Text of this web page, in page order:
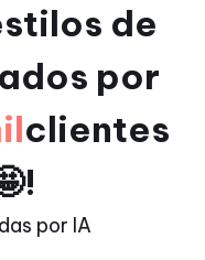
de
​​por
clientes
por IA